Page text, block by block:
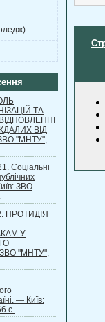
ТА
ВІД
"МНТУ",
Соціальні
ЗВО
ПРОТИДІЯ
У
"МНТУ",
— Київ:
с.